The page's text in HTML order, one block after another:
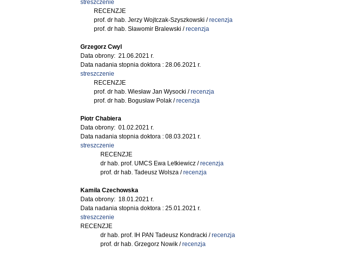
streszczenie
RECENZJE
prof. dr hab. Jerzy Wojtczak-Szyszkowski /recenzja
prof. dr hab. Sławomir Bralewski /recenzja
Grzegorz Cwyl
Data obrony: 21.06.2021 r.
Data nadania stopnia doktora : 28.06.2021 r.
streszczenie
RECENZJE
prof. dr hab. Wiesław Jan Wysocki /recenzja
prof. dr hab. Bogusław Polak /recenzja
Piotr Chabiera
Data obrony: 01.02.2021 r.
Data nadania stopnia doktora : 08.03.2021 r.
streszczenie
RECENZJE
dr hab. prof. UMCS Ewa Letkiewicz /recenzja
prof. dr hab. Tadeusz Wolsza /recenzja
Kamila Czechowska
Data obrony: 18.01.2021 r.
Data nadania stopnia doktora : 25.01.2021 r.
streszczenie
RECENZJE
dr hab. prof. IH PAN Tadeusz Kondracki /recenzja
prof. dr hab. Grzegorz Nowik /recenzja